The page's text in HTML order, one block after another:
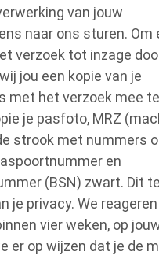
van jouw
naar ons sturen. Om
verzoek tot inzage
jou een kopie van je
met het verzoek mee
je pasfoto, MRZ
strook met nummers
en
(BSN) zwart. Dit
je privacy. We
vier weken, op
er op wijzen dat je de